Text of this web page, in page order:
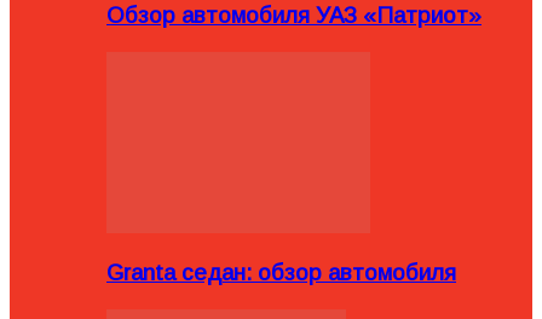
Обзор автомобиля УАЗ «Патриот»
Granta седан: обзор автомобиля